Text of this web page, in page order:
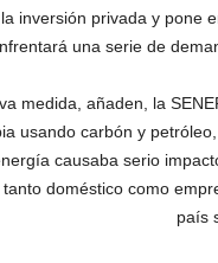
inversión privada y pone
una serie de
medida, añaden, la
usando carbón y
causaba serio
doméstico como
país